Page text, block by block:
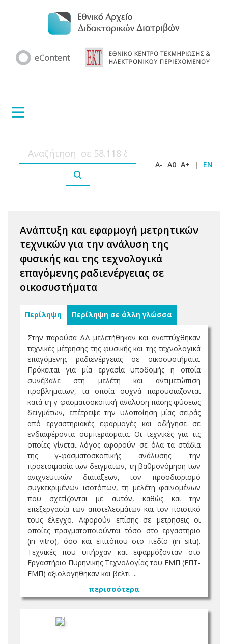
A- A0 A+ | EN
Ανάπτυξη και εφαρμογή μετρητικών
τεχνικών για την ανάλυση της
φυσικής και της τεχνολογικά
επαγόμενης ραδιενέργειας σε
οικοσυστήματα
Περίληψη Περίληψη σε άλλη γλώσσα
Στην παρούσα ΔΔ μελετήθηκαν και αναπτύχθηκαν
τεχνικές μέτρησης της φυσικής και της τεχνολογικά
επαγόμενης ραδιενέργειας σε οικοσυστήματα.
Πρόκειται για μία εργασία υποδομής η οποία
συνέβαλε στη μελέτη και αντιμετώπιση
προβλημάτων, τα οποία συχνά παρουσιάζονται
κατά τη γ-φασματοσκοπική ανάλυση πάσης φύσεως
δειγμάτων, επέτρεψε την υλοποίηση μίας σειράς
από εργαστηριακές εφαρμογές και οδήγησε σε
ενδιαφέροντα συμπεράσματα. Οι τεχνικές για τις
οποίες γίνεται λόγος αφορούν σε όλα τα στάδια
της γ-φασματοσκοπικής ανάλυσης: την
προετοιμασία των δειγμάτων, τη βαθμονόμηση των
ανιχνευτικών διατάξεων, τον προσδιορισμό
συγκεκριμένων ισοτόπων, τη μελέτη φαινομένων
που σχετίζονται με αυτόν, καθώς και την
επεξεργασία των αποτελεσμάτων και τον ποιοτικό
τους έλεγχο. Αφορούν επίσης σε μετρήσεις οι
οποίες πραγματοποιούνται τόσο στο εργαστήριο
(in vitro), όσο και επιτόπου στο πεδίο (in situ).
Τεχνικές που υπήρχαν και εφαρμόζονταν στο
Εργαστήριο Πυρηνικής Τεχνολογίας του ΕΜΠ (ΕΠΤ-
ΕΜΠ) αξιολογήθηκαν και βελτι ...
περισσότερα